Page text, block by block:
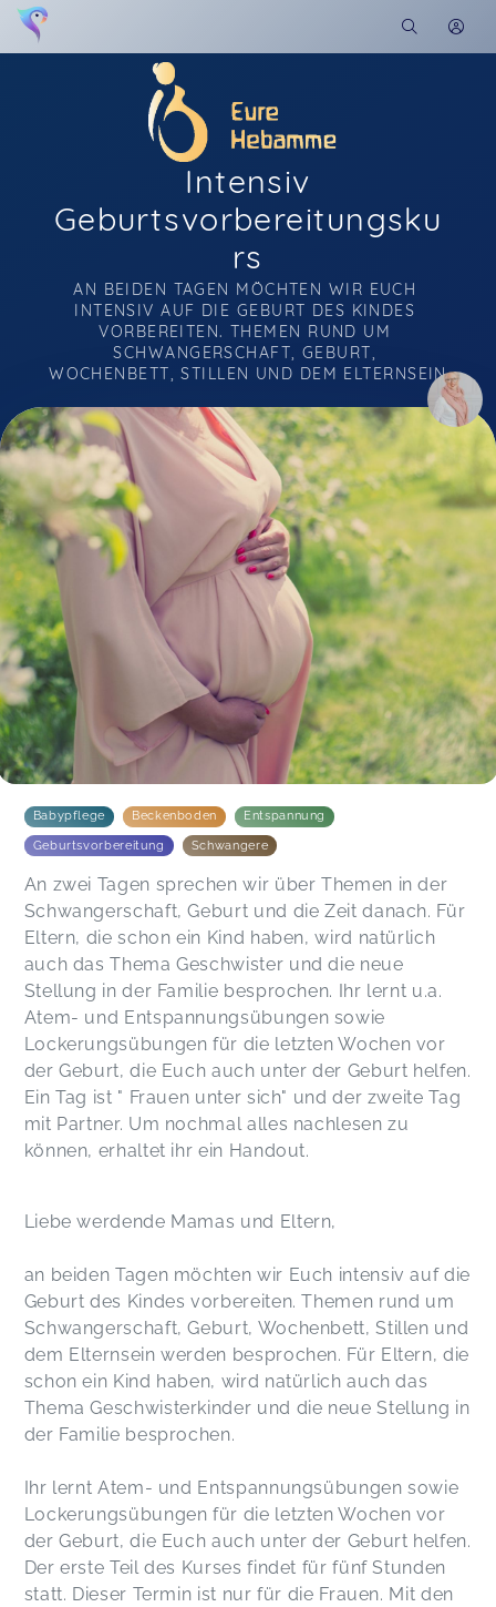
Intensiv
Geburtsvorbereitungsku
rs
AN BEIDEN TAGEN MÖCHTEN WIR EUCH
INTENSIV AUF DIE GEBURT DES KINDES
VORBEREITEN. THEMEN RUND UM
SCHWANGERSCHAFT, GEBURT,
WOCHENBETT, STILLEN UND DEM ELTERNSEIN
Soon you will learn more about me here...
Babypflege Beckenboden Entspannung
Geburtsvorbereitung Schwangere
An zwei Tagen sprechen wir über Themen in der
Schwangerschaft, Geburt und die Zeit danach. Für
Eltern, die schon ein Kind haben, wird natürlich
auch das Thema Geschwister und die neue
Stellung in der Familie besprochen. Ihr lernt u.a.
Atem- und Entspannungsübungen sowie
Lockerungsübungen für die letzten Wochen vor
der Geburt, die Euch auch unter der Geburt helfen.
Ein Tag ist " Frauen unter sich" und der zweite Tag
mit Partner. Um nochmal alles nachlesen zu
können, erhaltet ihr ein Handout.
Liebe werdende Mamas und Eltern,
an beiden Tagen möchten wir Euch intensiv auf die
Geburt des Kindes vorbereiten. Themen rund um
Schwangerschaft, Geburt, Wochenbett, Stillen und
dem Elternsein werden besprochen. Für Eltern, die
schon ein Kind haben, wird natürlich auch das
Thema Geschwisterkinder und die neue Stellung in
der Familie besprochen.
Ihr lernt Atem- und Entspannungsübungen sowie
Lockerungsübungen für die letzten Wochen vor
der Geburt, die Euch auch unter der Geburt helfen.
Der erste Teil des Kurses findet für fünf Stunden
statt. Dieser Termin ist nur für die Frauen. Mit den